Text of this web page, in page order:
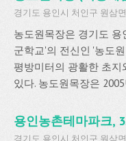
경기도 용인시 처인구 원삼
농도원목장은 경기도
군학교'의 전신인 '농도
평방미터의 광활한 초
있다. 농도원목장은
용인농촌테마파크,
경기도 용인시 처인구 원삼